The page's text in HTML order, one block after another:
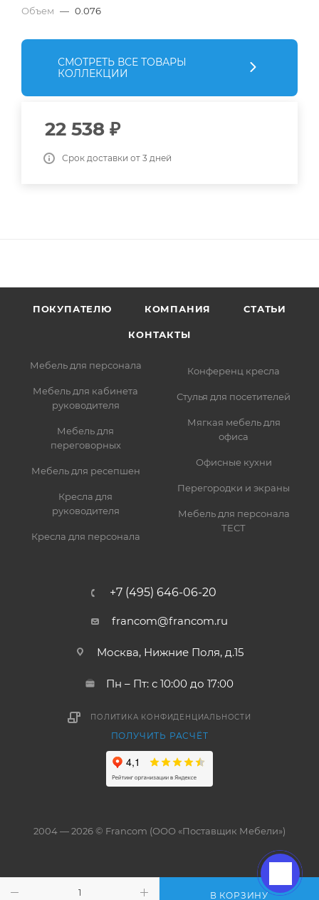
Объем — 0.076
СМОТРЕТЬ ВСЕ ТОВАРЫ
КОЛЛЕКЦИИ
22 538 ₽
Срок доставки от 3 дней
В КОРЗИНУ
ПОКУПАТЕЛЮ КОМПАНИЯ СТАТЬИ
КОНТАКТЫ
Мебель для персонала
Мебель для кабинета
руководителя
Мебель для
переговорных
Мебель для ресепшен
Кресла для
руководителя
Кресла для персонала
Конференц кресла
Стулья для посетителей
Мягкая мебель для
офиса
Офисные кухни
Перегородки и экраны
Мебель для персонала
ТЕСТ
+7 (495) 646-06-20
francom@francom.ru
Москва, Нижние Поля, д.15
Пн – Пт: с 10:00 до 17:00
ПОЛИТИКА КОНФИДЕНЦИАЛЬНОСТИ
ПОЛУЧИТЬ РАСЧЁТ
2004 — 2026 © Francom (ООО «Поставщик Мебели»)